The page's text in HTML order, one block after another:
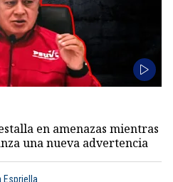
en amenazas mientras
una nueva advertencia
Espriella